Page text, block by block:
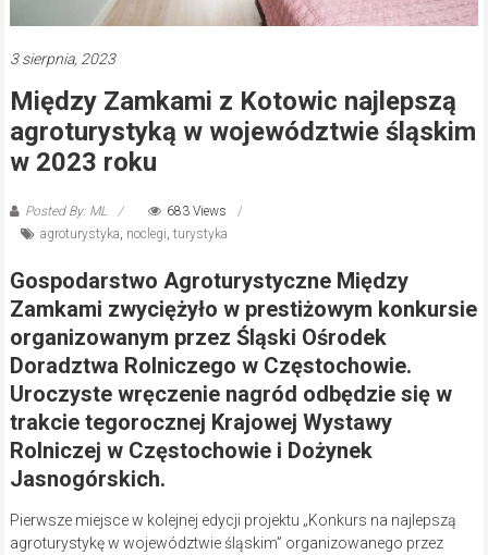
3 sierpnia, 2023
Między Zamkami z Kotowic najlepszą
agroturystyką w województwie śląskim
w 2023 roku
Posted By: ML
683 Views
agroturystyka noclegi turystyka
Gospodarstwo Agroturystyczne Między
Zamkami zwyciężyło w prestiżowym konkursie
organizowanym przez Śląski Ośrodek
Doradztwa Rolniczego w Częstochowie.
Uroczyste wręczenie nagród odbędzie się w
trakcie tegorocznej Krajowej Wystawy
Rolniczej w Częstochowie i Dożynek
Jasnogórskich.
Pierwsze miejsce w kolejnej edycji projektu „Konkurs na najlepszą
agroturystykę w województwie śląskim” organizowanego przez